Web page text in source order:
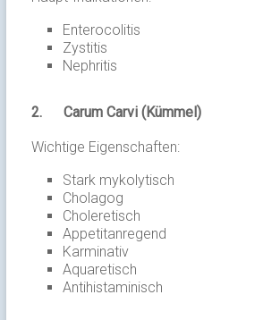
Enterocolitis
Zystitis
Nephritis
2. Carum Carvi (Kümmel)
Wichtige Eigenschaften:
Stark mykolytisch
Cholagog
Choleretisch
Appetitanregend
Karminativ
Aquaretisch
Antihistaminisch